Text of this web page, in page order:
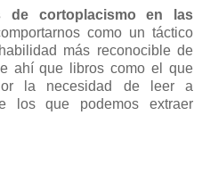
de cortoplacismo en las
como un táctico
más reconocible de
ahí que libros como el que
la necesidad de leer a
los que podemos extraer